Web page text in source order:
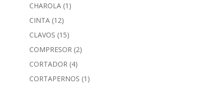
CHAROLA (1)
CINTA (12)
CLAVOS (15)
COMPRESOR (2)
CORTADOR (4)
CORTAPERNOS (1)